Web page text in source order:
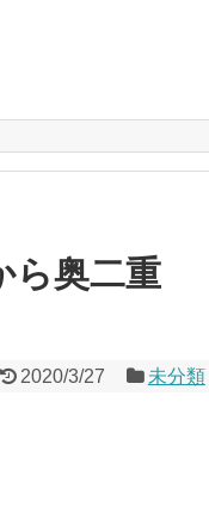
ら奥二重
2020/3/27 未分類